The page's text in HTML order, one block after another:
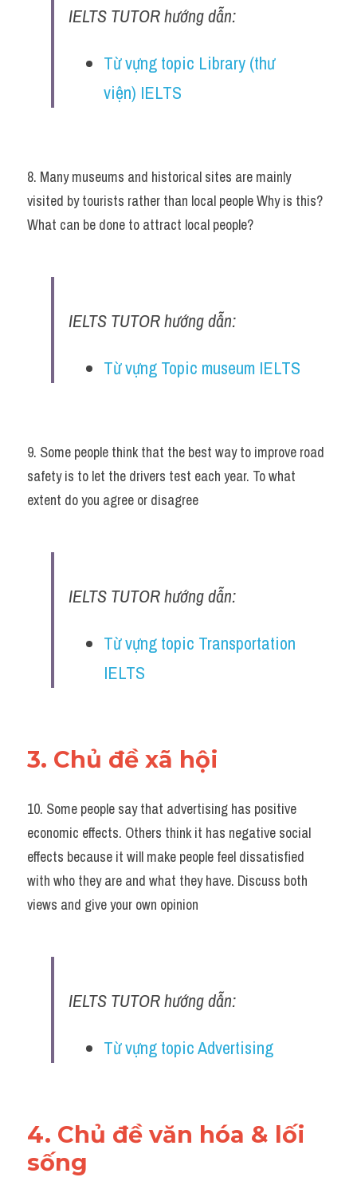
IELTS TUTOR hướng dẫn:
Từ vựng topic Library (thư
viện) IELTS
8. Many museums and historical sites are mainly
visited by tourists rather than local people Why is this?
What can be done to attract local people?
IELTS TUTOR hướng dẫn:
Từ vựng Topic museum IELTS
9. Some people think that the best way to improve road
safety is to let the drivers test each year. To what
extent do you agree or disagree
IELTS TUTOR hướng dẫn:
Từ vựng topic Transportation
IELTS
3. Chủ đề xã hội
10. Some people say that advertising has positive
economic effects. Others think it has negative social
effects because it will make people feel dissatisfied
with who they are and what they have. Discuss both
views and give your own opinion
IELTS TUTOR hướng dẫn:
Từ vựng topic Advertising
4. Chủ đề văn hóa & lối
sống